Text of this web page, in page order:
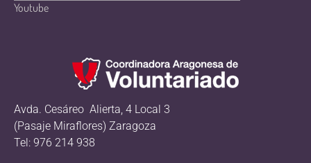
Youtube
Avda. Cesáreo Alierta, 4 Local 3
(Pasaje Miraflores) Zaragoza
Tel: 976 214 938